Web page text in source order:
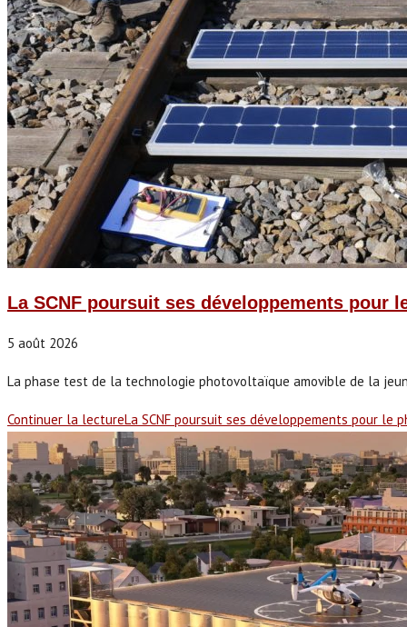
La SCNF poursuit ses développements pour
5 août 2026
La phase test de la technologie photovoltaïque amovible de la
Continuer la lectureLa SCNF poursuit ses développements pour le